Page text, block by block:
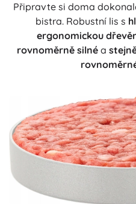
Připravte si doma
bistra. Robustní lis s
ergonomickou
rovnoměrně silné a